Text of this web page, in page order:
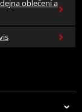
oblečení a